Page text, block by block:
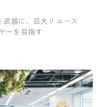
器に、巨大リユース
ーを目指す